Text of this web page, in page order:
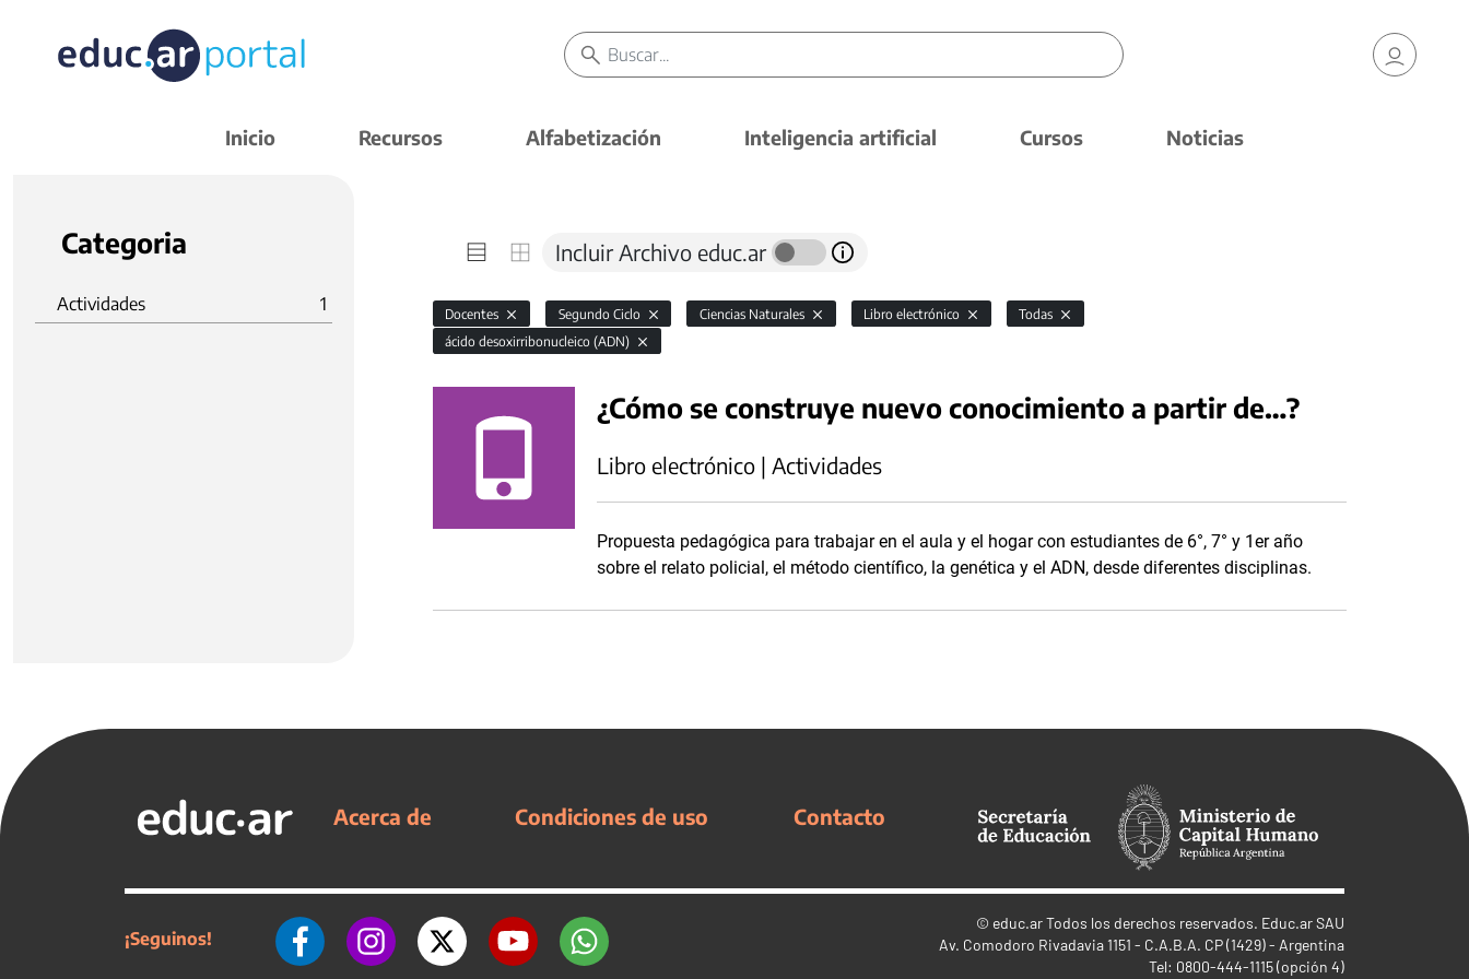
Inicio Recursos Alfabetización Inteligencia artificial Cursos Noticias
Categoria
Actividades 1
Incluir Archivo educ.ar
Docentes Segundo Ciclo Ciencias Naturales Libro electrónico
Todas
ácido desoxirribonucleico (ADN)
¿Cómo se construye nuevo conocimiento a partir de…?
Libro electrónico | Actividades
Propuesta pedagógica para trabajar en el aula y el hogar con estudiantes de 6°, 7° y 1er año
sobre el relato policial, el método científico, la genética y el ADN, desde diferentes disciplinas.
Acerca de Condiciones de uso Contacto
¡Seguinos!
© educ.arTodos los derechos reservados. Educ.ar SAU
Av. Comodoro Rivadavia 1151 - C.A.B.A. CP (1429) - Argentina
Tel: 0800-444-1115 (opción 4)